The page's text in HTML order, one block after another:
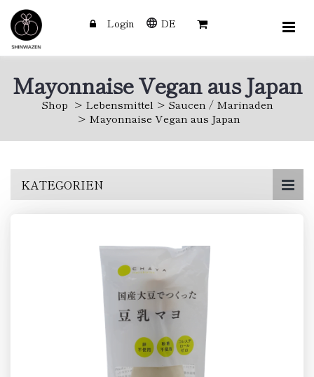
Login DE
Mayonnaise Vegan aus Japan
Shop Lebensmittel
Saucen / Marinaden
Mayonnaise Vegan aus Japan
KATEGORIEN